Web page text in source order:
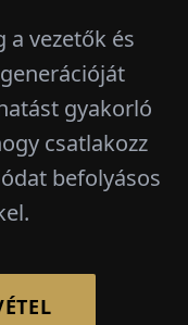
a vezetők és
gyakorló
csatlakozz
befolyásos